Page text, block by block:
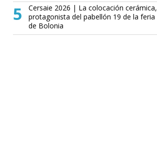
5
Cersaie 2026 | La colocación cerámica,
protagonista del pabellón 19 de la feria
de Bolonia